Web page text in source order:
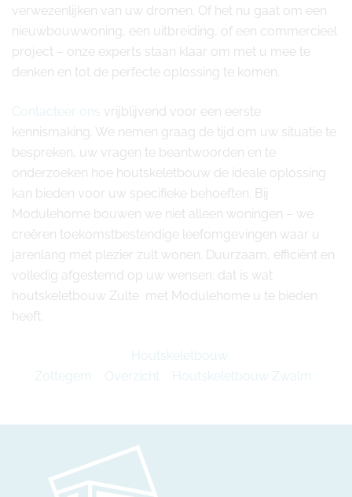
verwezenlijken van uw dromen. Of het nu gaat om een
nieuwbouwwoning, een uitbreiding, of een commercieel
project – onze experts staan klaar om met u mee te
denken en tot de perfecte oplossing te komen.
Contacteer ons vrijblijvend voor een eerste
kennismaking. We nemen graag de tijd om uw situatie te
bespreken, uw vragen te beantwoorden en te
onderzoeken hoe houtskeletbouw de ideale oplossing
kan bieden voor uw specifieke behoeften. Bij
Modulehome bouwen we niet alleen woningen – we
creëren toekomstbestendige leefomgevingen waar u
jarenlang met plezier zult wonen. Duurzaam, efficiënt en
volledig afgestemd op uw wensen: dat is wat
houtskeletbouw Zulte met Modulehome u te bieden
heeft.
Houtskeletbouw
Zottegem
Overzicht Houtskeletbouw Zwalm